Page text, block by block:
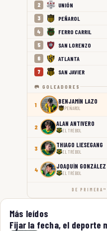
2 UNIÓN
3 PEÑAROL
4 FERRO CARRIL
5 SAN LORENZO
6 ATLANTA
7 SAN JAVIER
🥅 GOLEADORES
1 BENJAMÍN LAZO
PEÑAROL
2 ALAN ANTIVERO
EL TRÉBOL
3 THIAGO LIESEGANG
EL TRÉBOL
4 JOAQUÍN GONZÁLEZ
EL TRÉBOL
DE
Más leídos
Fijar la fecha, el deporte